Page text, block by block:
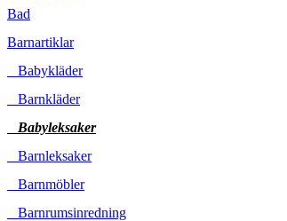
Bad
Barnartiklar
Babykläder
Barnkläder
Babyleksaker
Barnleksaker
Barnmöbler
Barnrumsinredning